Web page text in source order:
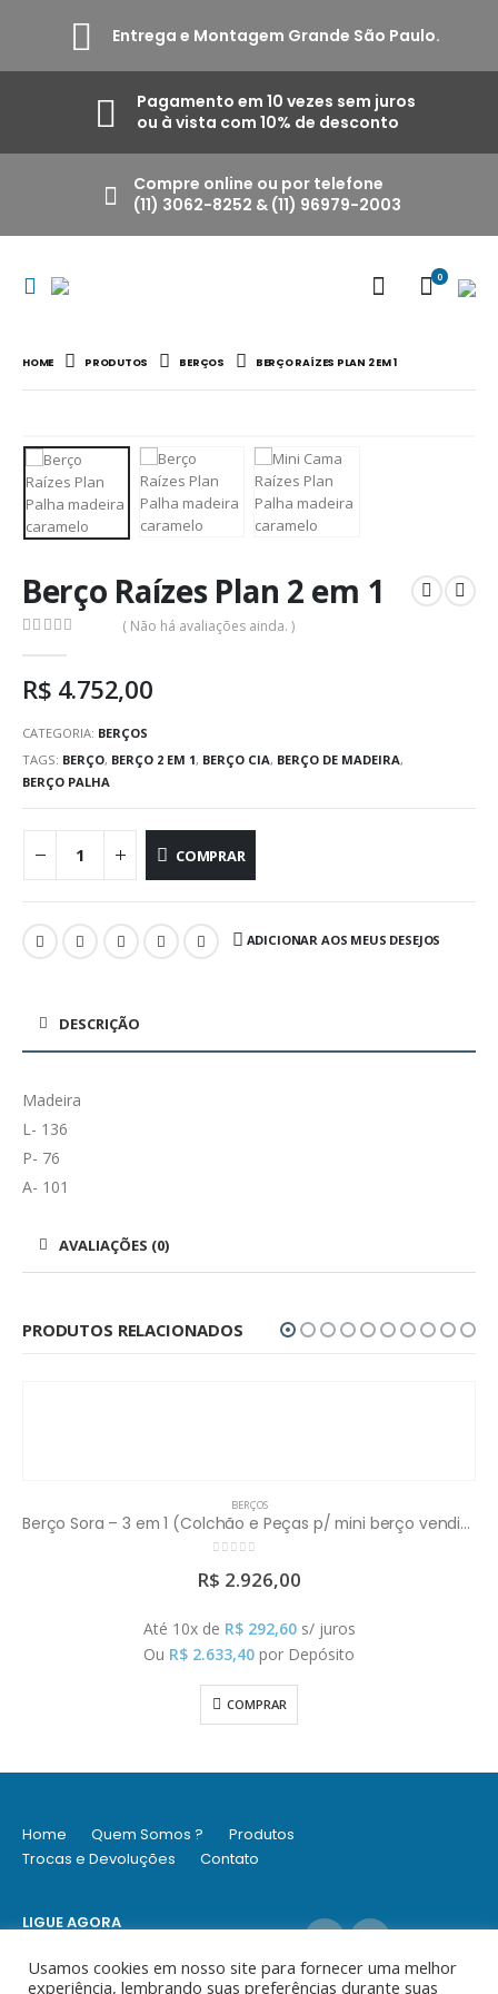
Entrega e Montagem Grande São Paulo.
Pagamento em 10 vezes sem juros
ou à vista com 10% de desconto
Compre online ou por telefone
(11) 3062-8252 & (11) 96979-2003
0
HOME PRODUTOS BERÇOS BERÇO RAÍZES PLAN 2 EM 1
Berço Raízes Plan 2 em 1
( Não há avaliações ainda. )
R$ 4.752,00
CATEGORIA: BERÇOS
TAGS: BERÇO, BERÇO 2 EM 1, BERÇO CIA, BERÇO DE MADEIRA,
BERÇO PALHA
COMPRAR
ADICIONAR AOS MEUS DESEJOS
DESCRIÇÃO
Madeira
L- 136
P- 76
A- 101
AVALIAÇÕES (0)
PRODUTOS RELACIONADOS
Berço Sora – 3 em 1 (Colchão e Peças p/ mini berço vendidos Separadamente)
R$
Até 10x deR$
Home Quem Somos ?
Produtos
(11) 9 6979-2003 / (11) 3062-8252
Usamos cookies em nosso site para fornecer uma melhor
experiência, lembrando suas preferências durante suas